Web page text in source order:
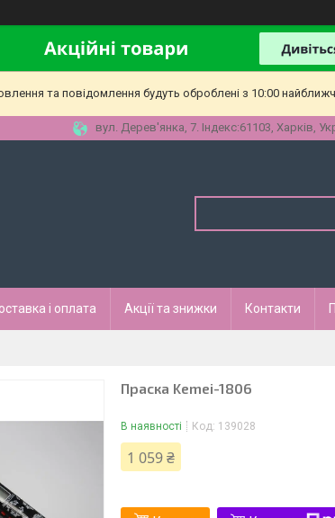
та повідомлення будуть оброблені з 10:00
вул. Дерев'янка, 7. Індекс:61103, Харків,
і оплата Акції та знижки Контакти
Праска Kemei-1806
В наявності Код: 139028
1 059 ₴